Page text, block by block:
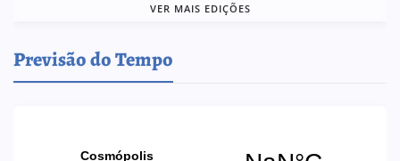
VER MAIS EDIÇÕES
Previsão do Tempo